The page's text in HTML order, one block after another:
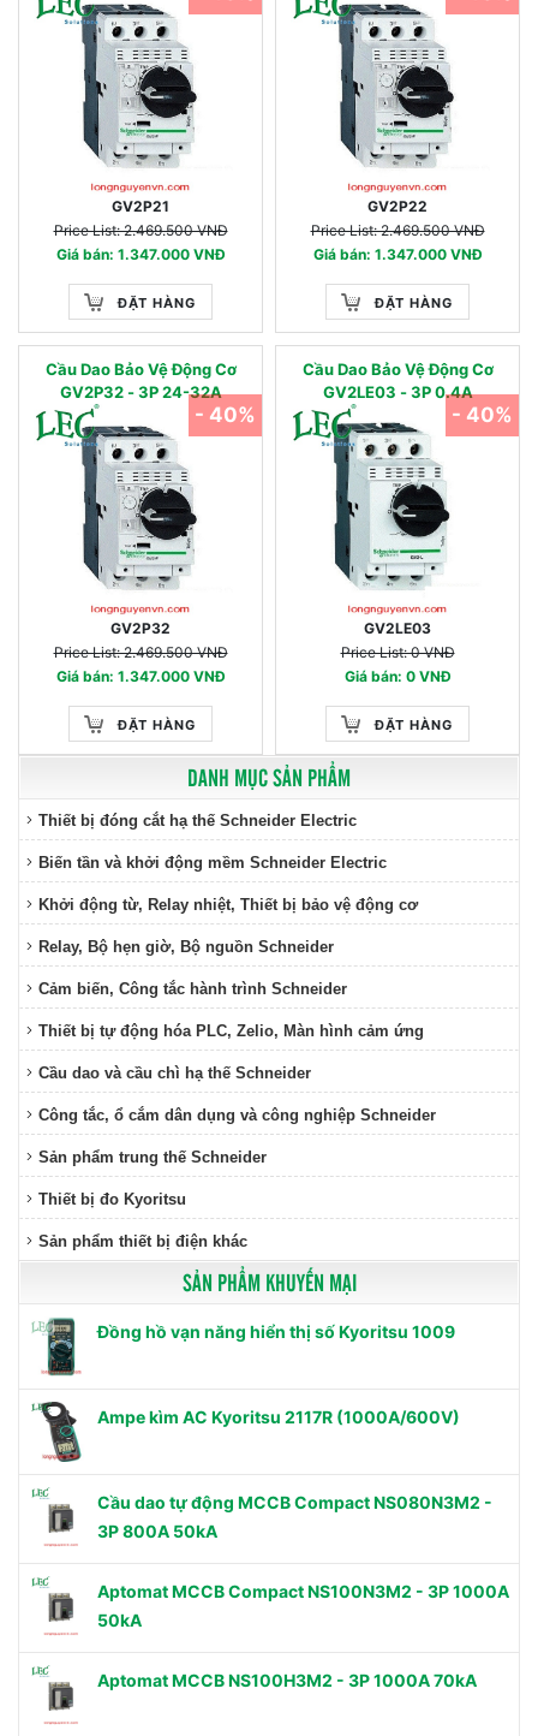
DANH MỤC SẢN PHẨM
Thiết bị đóng cắt hạ thế Schneider Electric
Biến tần và khởi động mềm Schneider Electric
Khởi động từ, Relay nhiệt, Thiết bị bảo vệ động cơ
Relay, Bộ hẹn giờ, Bộ nguồn Schneider
Cảm biến, Công tắc hành trình Schneider
Thiết bị tự động hóa PLC, Zelio, Màn hình cảm ứng
Cầu dao và cầu chì hạ thế Schneider
Công tắc, ổ cắm dân dụng và công nghiệp Schneider
Sản phẩm trung thế Schneider
Thiết bị đo Kyoritsu
Sản phẩm thiết bị điện khác
SẢN PHẨM KHUYẾN MẠI
Đồng hồ vạn năng hiển thị số Kyoritsu 1009
Ampe kìm AC Kyoritsu 2117R (1000A/600V)
Cầu dao tự động MCCB Compact NS080N3M2 -
3P 800A 50kA
Aptomat MCCB Compact NS100N3M2 - 3P 1000A
50kA
Aptomat MCCB NS100H3M2 - 3P 1000A 70kA
GV2P21
Price List: 2.469.500 VNĐ
Giá bán: 1.347.000 VNĐ
ĐẶT HÀNG
GV2P22
Price List: 2.469.500 VNĐ
Giá bán: 1.347.000 VNĐ
ĐẶT HÀNG
Cầu Dao Bảo Vệ Động Cơ
GV2P32 - 3P 24-32A
GV2P32
Price List: 2.469.500 VNĐ
Giá bán: 1.347.000 VNĐ
ĐẶT HÀNG
- 40%
Cầu Dao Bảo Vệ Động Cơ
GV2LE03 - 3P 0.4A
GV2LE03
Price List: 0 VNĐ
Giá bán: 0 VNĐ
ĐẶT HÀNG
- 40%